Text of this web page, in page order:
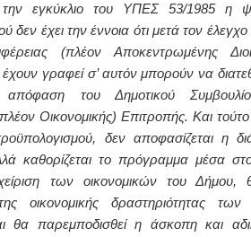
εγκύκλιο του ΥΠΕΣ 53/1985 η
δεν έχει την έννοια ότι μετά τον
(πλέον Αποκεντρωμένης
γραφεί σ’ αυτόν μπορούν να
απόφαση του Δημοτικού
Οικονομικής) Επιτροπής. Και τούτο
δεν αποφασίζεται η
καθορίζεται το πρόγραμμα μέσα
των οικονομικών του Δήμου,
οικονομικής δραστηριότητας των
θα παρεμποδισθεί η άσκοπη και